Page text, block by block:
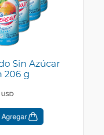
Sin Azúcar
206 g
USD
Agregar